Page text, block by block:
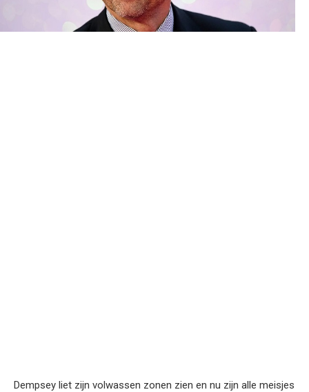
Dempsey liet zijn volwassen zonen zien en nu zijn alle meisjes